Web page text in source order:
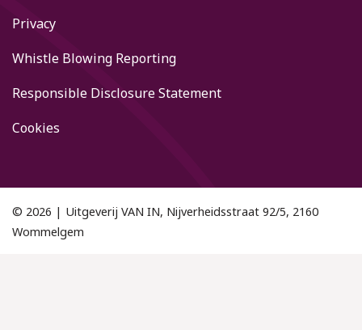
Privacy
Whistle Blowing Reporting
Responsible Disclosure Statement
Cookies
© 2026 | Uitgeverij VAN IN, Nijverheidsstraat 92/5, 2160
Wommelgem